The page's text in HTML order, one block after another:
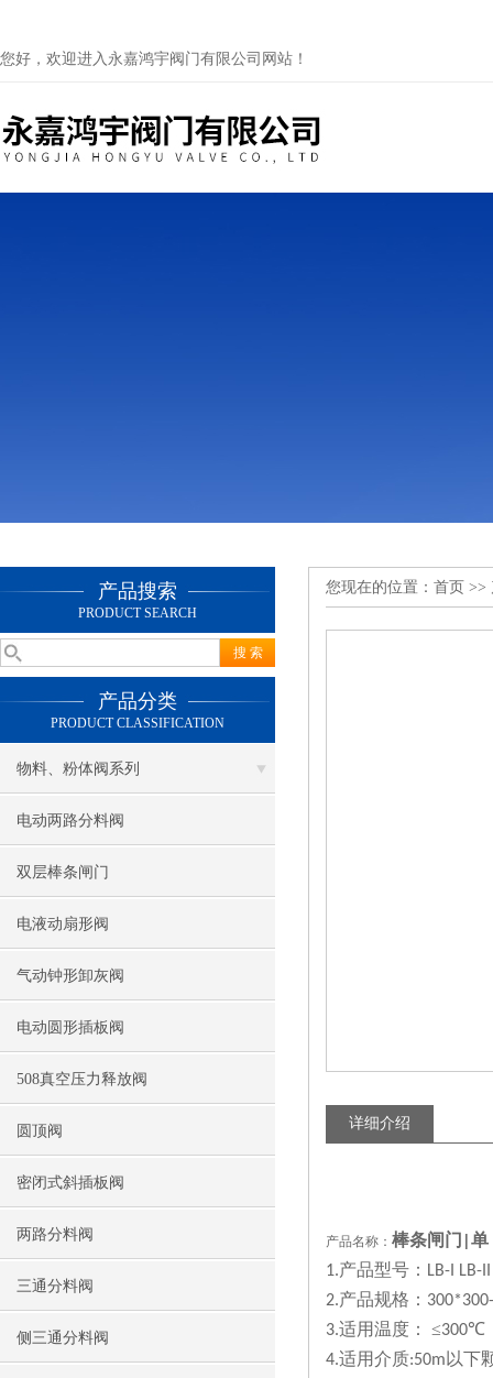
您好，欢迎进入永嘉鸿宇阀门有限公司网站！
产品搜索
PRODUCT SEARCH
产品分类
PRODUCT CLASSIFICATION
物料、粉体阀系列
电动两路分料阀
双层棒条闸门
电液动扇形阀
气动钟形卸灰阀
电动圆形插板阀
508真空压力释放阀
圆顶阀
密闭式斜插板阀
两路分料阀
三通分料阀
侧三通分料阀
您现在的位置： 首页 >>
详细介绍
产品名称： 棒条闸门 单
1.产品型号： LB-I LB-II
2.产品规格：
3.适用温度： ≤300℃
4.适用介质:50m 以下